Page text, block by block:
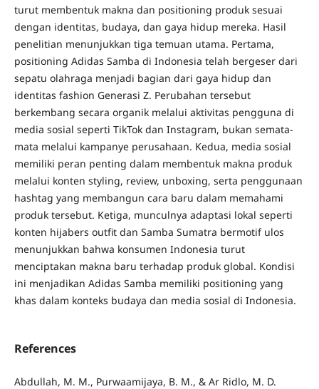
turut membentuk makna dan positioning produk sesuai
dengan identitas, budaya, dan gaya hidup mereka. Hasil
penelitian menunjukkan tiga temuan utama. Pertama,
positioning Adidas Samba di Indonesia telah bergeser dari
sepatu olahraga menjadi bagian dari gaya hidup dan
identitas fashion Generasi Z. Perubahan tersebut
berkembang secara organik melalui aktivitas pengguna di
media sosial seperti TikTok dan Instagram, bukan semata-
mata melalui kampanye perusahaan. Kedua, media sosial
memiliki peran penting dalam membentuk makna produk
melalui konten styling, review, unboxing, serta penggunaan
hashtag yang membangun cara baru dalam memahami
produk tersebut. Ketiga, munculnya adaptasi lokal seperti
konten hijabers outfit dan Samba Sumatra bermotif ulos
menunjukkan bahwa konsumen Indonesia turut
menciptakan makna baru terhadap produk global. Kondisi
ini menjadikan Adidas Samba memiliki positioning yang
khas dalam konteks budaya dan media sosial di Indonesia.
References
Abdullah, M. M., Purwaamijaya, B. M., & Ar Ridlo, M. D.